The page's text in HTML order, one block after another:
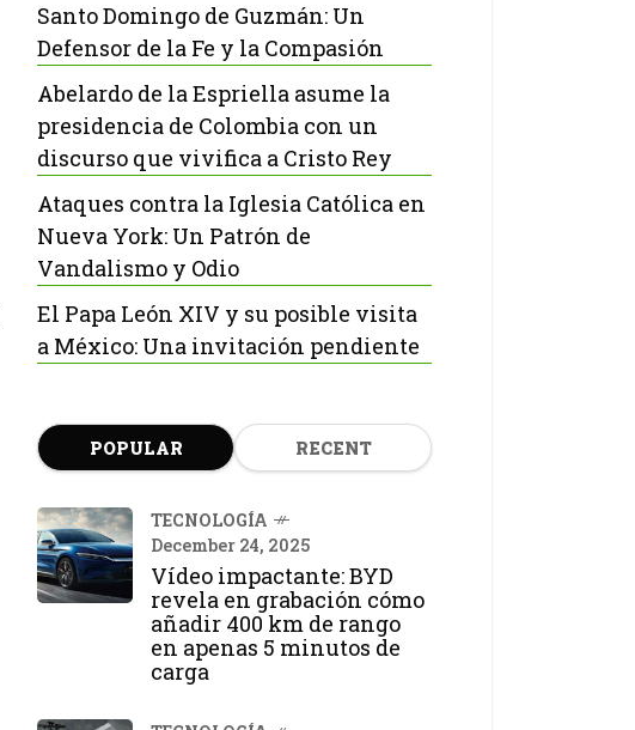
Santo Domingo de Guzmán: Un
Defensor de la Fe y la Compasión
Abelardo de la Espriella asume la
presidencia de Colombia con un
discurso que vivifica a Cristo Rey
Ataques contra la Iglesia Católica en
Nueva York: Un Patrón de
Vandalismo y Odio
El Papa León XIV y su posible visita
a México: Una invitación pendiente
POPULAR RECENT
TECNOLOGÍA
December 24, 2025
Vídeo impactante: BYD
revela en grabación cómo
añadir 400 km de rango
en apenas 5 minutos de
carga